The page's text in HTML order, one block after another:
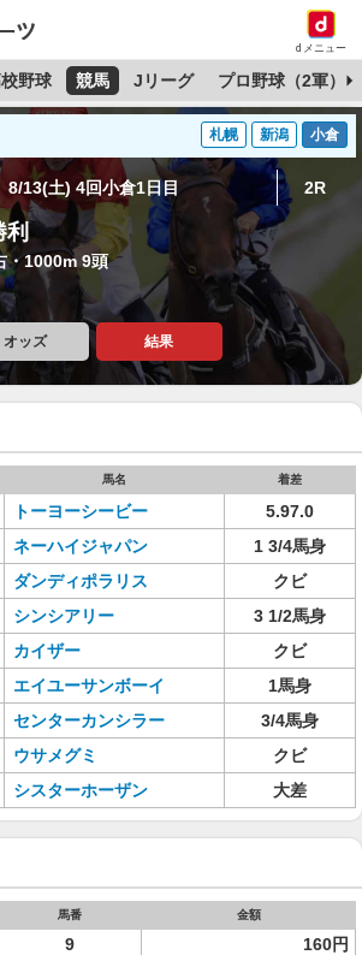
dメニュー
野球 競馬 Jリーグ プロ野球（2軍）
札幌 新潟 小倉
8/13(土) 4回小倉1日目 2R
・1000m 9頭
オッズ 結果
馬名 着差
トーヨーシービー
5.97.0
ネーハイジャパン
1 3/4馬身
ダンディポラリス
クビ
シンシアリー
3 1/2馬身
カイザー
クビ
エイユーサンボーイ
1馬身
センターカンシラー
3/4馬身
ウサメグミ
クビ
シスターホーザン 大差
馬番 金額
9 160円